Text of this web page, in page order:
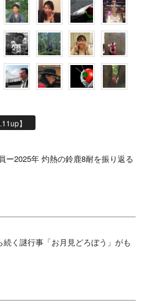
】
ー2025年 灼熱の鈴鹿8耐を振り返る
く謎行事「お月見どろぼう」がも